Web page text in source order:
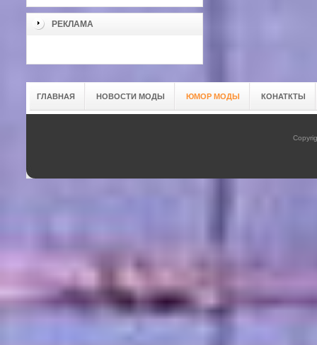
РЕКЛАМА
ГЛАВНАЯ НОВОСТИ МОДЫ ЮМОР МОДЫ КОНАТКТЫ